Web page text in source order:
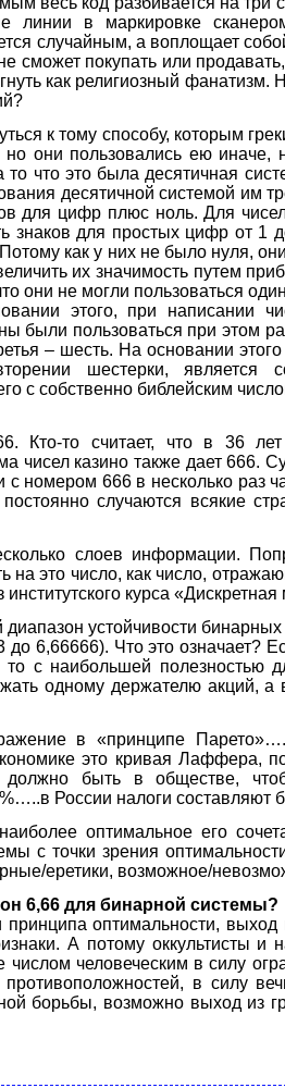
линии в маркировке
случайным, а воплощает
сможет покупать или
как религиозный фанатизм.
к тому способу, которым
но они пользовались ею
что это была десятичная
десятичной системой им
для цифр плюс ноль. Для
знаков для простых цифр от 1
как у них не было нуля,
их значимость путем
они не могли пользоваться
этого, при написании
были пользоваться при этом
– шесть. На основании
шестерки, является
с собственно библейским
то считает, что в 36 лет
чисел казино также дает
номером 666 в несколько раз
случаются всякие
слоев информации.
на это число, как число,
курса
диапазон устойчивости
до 6,66666). Что это означает?
с наибольшей полезностью
одному держателю акций,
в «принципе
это кривая Лаффера,
должно быть в обществе,
России налоги составляют
оптимальное его
с точки зрения
еретики, возможное/
6,66 для бинарной системы?
оптимальности,
А потому оккультисты
числом человеческим в силу
в силу
борьбы, возможно выход из